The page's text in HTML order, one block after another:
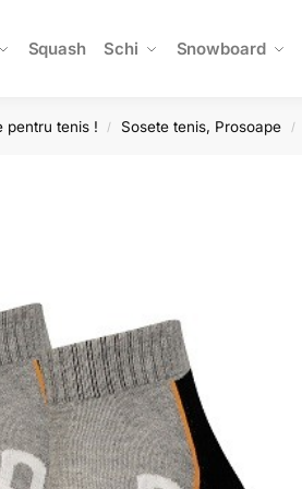
Squash Schi Snowboard
pentru tenis ! / Sosete tenis, Prosoape /